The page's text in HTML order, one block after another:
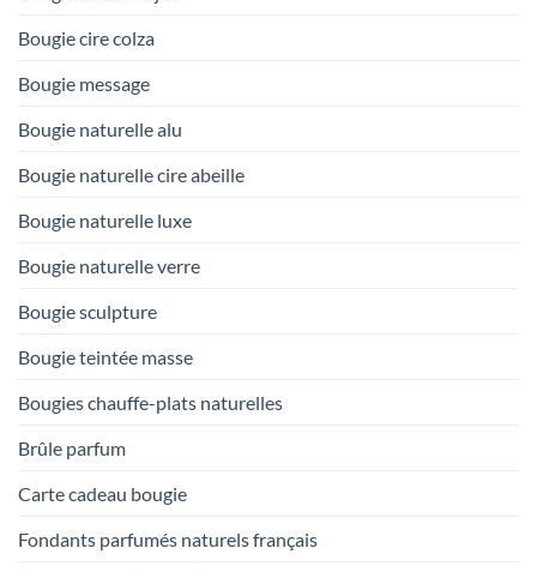
Bougie cire colza
Bougie message
Bougie naturelle alu
Bougie naturelle cire abeille
Bougie naturelle luxe
Bougie naturelle verre
Bougie sculpture
Bougie teintée masse
Bougies chauffe-plats naturelles
Brûle parfum
Carte cadeau bougie
Fondants parfumés naturels français